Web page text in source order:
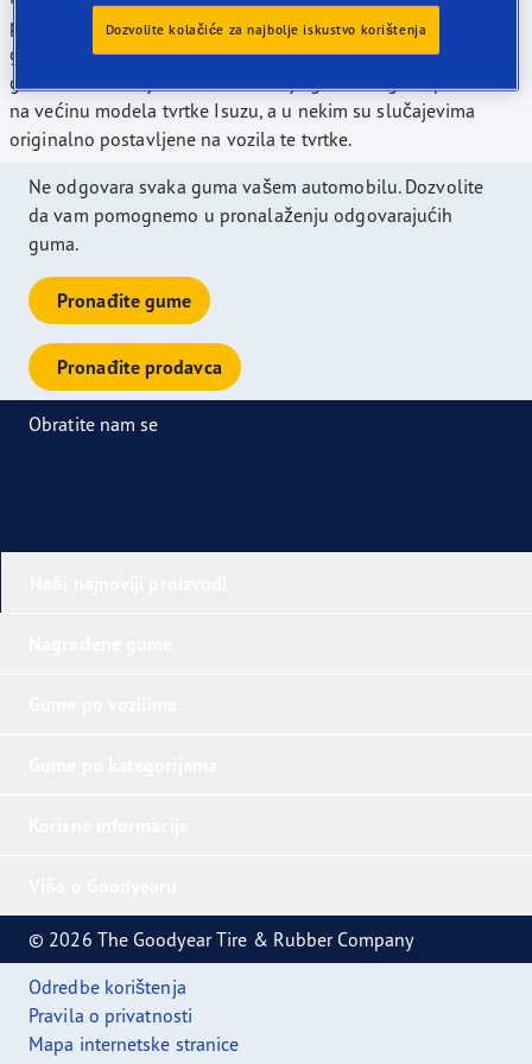
predvodimo skupinu proizvođača po ponudi izbora veličina
guma ocjenjenih ocjenom "A" prema Europskim ocjenama
guma na današnjem tržištu. Naše je gume moguće postaviti
na većinu modela tvrtke Isuzu, a u nekim su slučajevima
originalno postavljene na vozila te tvrtke.
Ne odgovara svaka guma vašem automobilu. Dozvolite
da vam pomognemo u pronalaženju odgovarajućih
guma.
Pronađite gume
Pronađite prodavca
Obratite nam se
© 2026 The Goodyear Tire & Rubber Company
Odredbe korištenja
Pravila o privatnosti
Mapa internetske stranice
Dozvolite kolačiće za najbolje iskustvo korištenja